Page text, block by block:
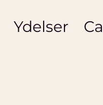
Ydelser